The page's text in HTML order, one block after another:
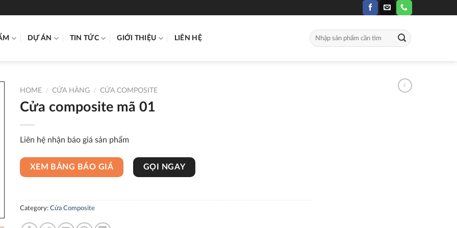
DỰ ÁN TIN TỨC GIỚI THIỆU LIÊN HỆ
Search
for:
HOME / CỬA HÀNG / CỬA COMPOSITE
Cửa composite mã 01
Liên hệ nhận báo giá sản phẩm
XEM BẢNG BÁO GIÁ GỌI NGAY
Category: Cửa Composite